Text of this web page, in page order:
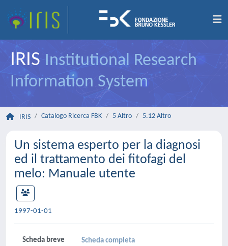
IRIS Institutional Research
Information System
IRIS Catalogo Ricerca FBK 5 Altro 5.12 Altro
Un sistema esperto per la diagnosi
ed il trattamento dei fitofagi del
melo: Manuale utente
1997-01-01
Scheda breve Scheda completa